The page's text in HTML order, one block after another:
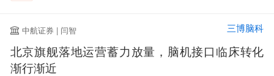
中航证券 | 闫智 三博脑科
北京旗舰落地运营蓄力放量，脑机接口临床转化
渐行渐近